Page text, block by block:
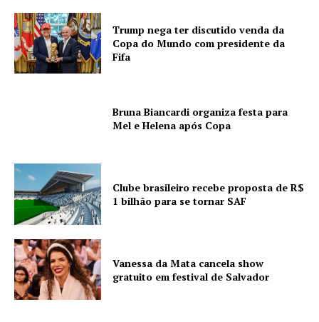
Trump nega ter discutido venda da
Copa do Mundo com presidente da
Fifa
Bruna Biancardi organiza festa para
Mel e Helena após Copa
Clube brasileiro recebe proposta de R$
1 bilhão para se tornar SAF
Vanessa da Mata cancela show
gratuito em festival de Salvador